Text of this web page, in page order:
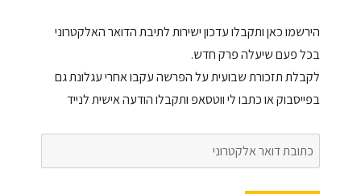
הירשמו כאן ותקבלו עדכון ישירות לתיבת הדואר האלקטרוני
בכל פעם שיעלה פרק חדש.
לקבלת תזכורת שבועית על הפרשה עקבו אחרי עגלונת גם
בפייסבוק או כתבו לי ווטסאפ ותקבלו הודעה אישית לנייד
דואר
אלקטרוני